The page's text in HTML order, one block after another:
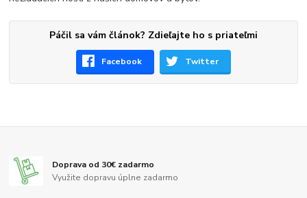
Páčil sa vám článok? Zdieľajte ho s priateľmi
Facebook Twitter
Doprava od 30€ zadarmo
Využite dopravu úplne zadarmo